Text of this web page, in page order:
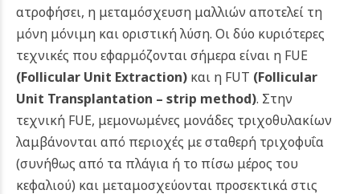
ατροφήσει, η μεταμόσχευση μαλλιών αποτελεί τη
μόνη μόνιμη και οριστική λύση. Οι δύο κυριότερες
τεχνικές που εφαρμόζονται σήμερα είναι η FUE
(Follicular Unit Extraction) και η FUT (Follicular
Unit Transplantation – strip method). Στην
τεχνική FUE, μεμονωμένες μονάδες τριχοθυλακίων
λαμβάνονται από περιοχές με σταθερή τριχοφυΐα
(συνήθως από τα πλάγια ή το πίσω μέρος του
κεφαλιού) και μεταμοσχεύονται προσεκτικά στις